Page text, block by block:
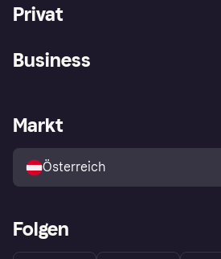
Privat
Shops entdecken
Business
Händlerportal
Markt
Österreich
Folgen